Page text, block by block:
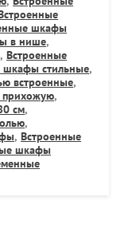
шкафы
в нише,
, Встроенные
шкафы стильные,
встроенные,
,
см,
,
, Встроенные
шкафы